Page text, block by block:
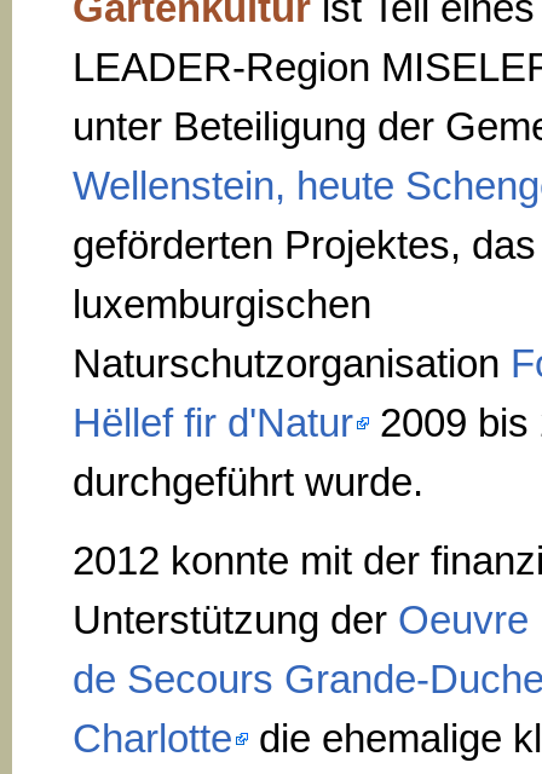
LEADER-Region
unter Beteiligung der
Wellenstein, heute
geförderten Projektes,
luxemburgischen
Naturschutzorganisation
Hëllef fir d'Natur 2009 bis
durchgeführt wurde.
2012 konnte mit der
Unterstützung der Oeuvre
de Secours Grande-
Charlotte die ehemalige